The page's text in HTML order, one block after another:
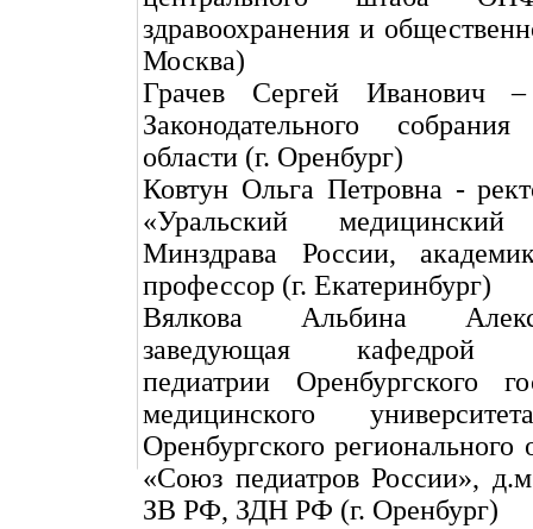
здравоохранения и
Москва)
Грачев Сергей Иванович –
Законодательного
области (г. Оренбург)
Ковтун Ольга Петровна -
«Уральский медицинский
Минздрава России,
профессор (г. Екатеринбург)
Вялкова Альбина
заведующая кафедрой
педиатрии Оренбургского
медицинского
Оренбургского
«Союз педиатров России»,
ЗВ РФ, ЗДН РФ (г. Оренбург)